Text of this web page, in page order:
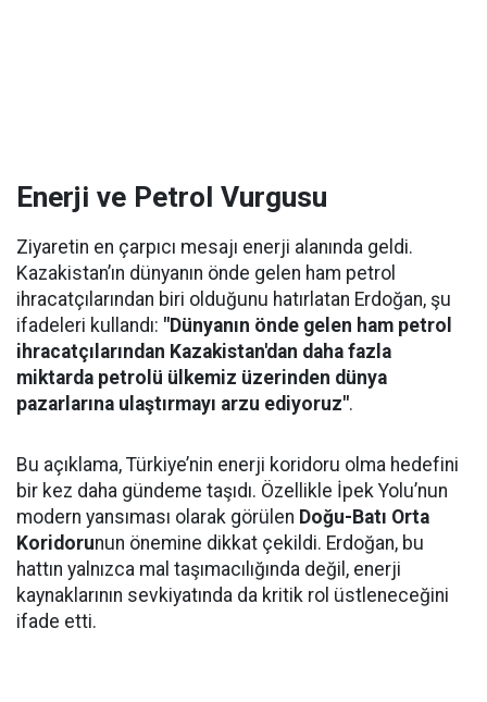
Enerji ve Petrol Vurgusu
Ziyaretin en çarpıcı mesajı enerji alanında geldi.
Kazakistan’ın dünyanın önde gelen ham petrol
ihracatçılarından biri olduğunu hatırlatan Erdoğan, şu
ifadeleri kullandı: "Dünyanın önde gelen ham petrol
ihracatçılarından Kazakistan'dan daha fazla
miktarda petrolü ülkemiz üzerinden dünya
pazarlarına ulaştırmayı arzu ediyoruz".
Bu açıklama, Türkiye’nin enerji koridoru olma hedefini
bir kez daha gündeme taşıdı. Özellikle İpek Yolu’nun
modern yansıması olarak görülen Doğu-Batı Orta
Koridorunun önemine dikkat çekildi. Erdoğan, bu
hattın yalnızca mal taşımacılığında değil, enerji
kaynaklarının sevkiyatında da kritik rol üstleneceğini
ifade etti.